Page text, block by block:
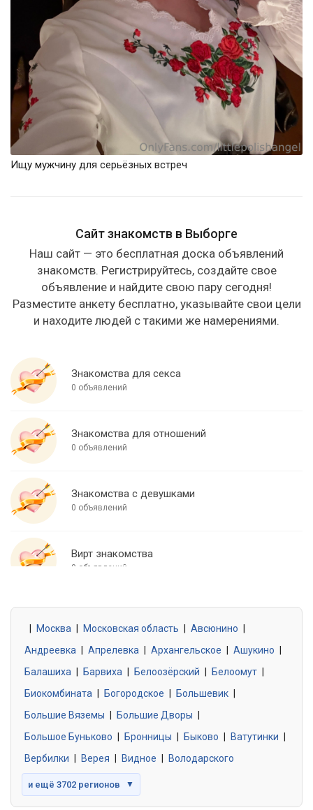
Ищу мужчину для серьёзных встреч
Сайт знакомств в Выборге
Наш сайт — это бесплатная доска объявлений
знакомств. Регистрируйтесь, создайте свое
объявление и найдите свою пару сегодня!
Разместите анкету бесплатно, указывайте свои цели
и находите людей с такими же намерениями.
Знакомства для секса
0 объявлений
Знакомства для отношений
0 объявлений
Знакомства с девушками
0 объявлений
Вирт знакомства
0 объявлений
0 объявлений
Знакомства без обязательств
0 объявлений
Москва Московская область Авсюнино
Андреевка
Апрелевка Архангельское Ашукино
Балашиха
Барвиха Белоозёрский Белоомут
Биокомбината
Богородское Большевик
Большие Вяземы
Большие Дворы
Большое Буньково
Бронницы Быково Ватутинки
Вербилки
Верея Видное Володарского
и ещё 3702 регионов ▼